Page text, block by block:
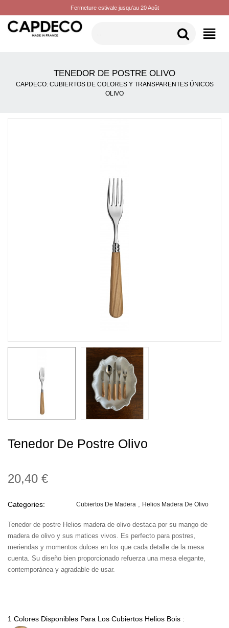
Fermeture estivale jusqu'au 20 Août
CATEGORÍAS
TENEDOR DE POSTRE OLIVO
CAPDECO: CUBIERTOS DE COLORES Y TRANSPARENTES ÚNICOS
OLIVO
Tenedor De Postre Olivo
20,40 €
Categories: Cubiertos De Madera Helios Madera De Olivo
Tenedor de postre Helios madera de olivo destaca por su mango de
madera de olivo y sus matices vivos. Es perfecto para postres,
meriendas y momentos dulces en los que cada detalle de la mesa
cuenta. Su diseño bien proporcionado refuerza una mesa elegante,
contemporánea y agradable de usar.
1 Colores Disponibles Para Los Cubiertos Helios Bois :